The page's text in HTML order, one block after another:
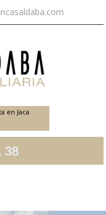
en Jaca
38